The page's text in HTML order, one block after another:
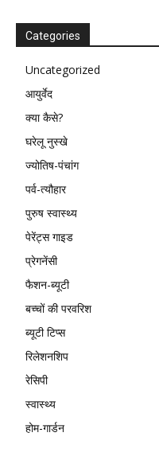
Categories
Uncategorized
आयुर्वेद
क्या कैसे?
घरेलू नुस्खे
ज्योतिष-पंचांग
पर्व-त्यौहार
पुरुष स्वास्थ्य
पेरेंट्स गाइड
प्रेगनेंसी
फैशन-ब्यूटी
बच्चों की परवरिश
ब्यूटी टिप्स
रिलेशनशिप
रेसिपी
स्वास्थ्य
होम-गार्डन